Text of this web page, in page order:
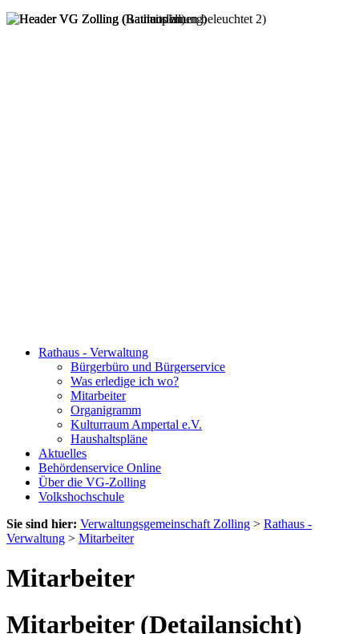
Rathaus - Verwaltung
Bürgerbüro und Bürgerservice
Was erledige ich wo?
Mitarbeiter
Organigramm
Kulturraum Ampertal e.V.
Haushaltspläne
Aktuelles
Behördenservice Online
Über die VG-Zolling
Volkshochschule
Sie sind hier: Verwaltungsgemeinschaft Zolling > Rathaus -
Verwaltung > Mitarbeiter
Mitarbeiter
Mitarbeiter (Detailansicht)